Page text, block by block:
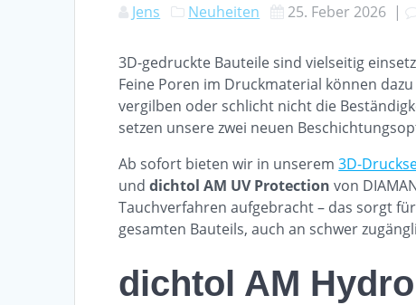
Jens Neuheiten 25. Feber 2026 |
3D-gedruckte Bauteile sind vielseitig
Feine Poren im Druckmaterial können
vergilben oder schlicht nicht die
setzen unsere zwei neuen
Ab sofort bieten wir in unserem3D-
unddichtol AM UV Protection von
Tauchverfahren aufgebracht – das sorgt
gesamten Bauteils, auch an schwer
dichtol AM